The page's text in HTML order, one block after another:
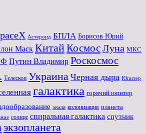
Астероид БПЛА Борисов Юрий
Маск КитайКосмосЛуна МКС
Путин Владимир Роскосмос
Телескоп Украина Черная дыра Юпитер
галактика горячий юпитер
земля колонизация планета
солнце спиральная галактика спутник
экзопланета